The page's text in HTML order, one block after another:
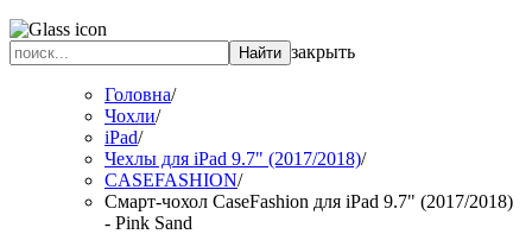
закрыть
Головна/
Чохли/
iPad/
Чехлы для iPad 9.7" (2017/2018)/
CASEFASHION/
Смарт-чохол CaseFashion для iPad 9.7" (2017/2018)
- Pink Sand